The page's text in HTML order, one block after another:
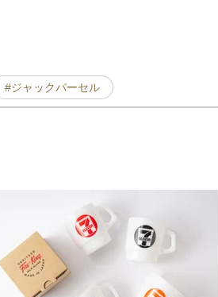
#ジャックパーセル